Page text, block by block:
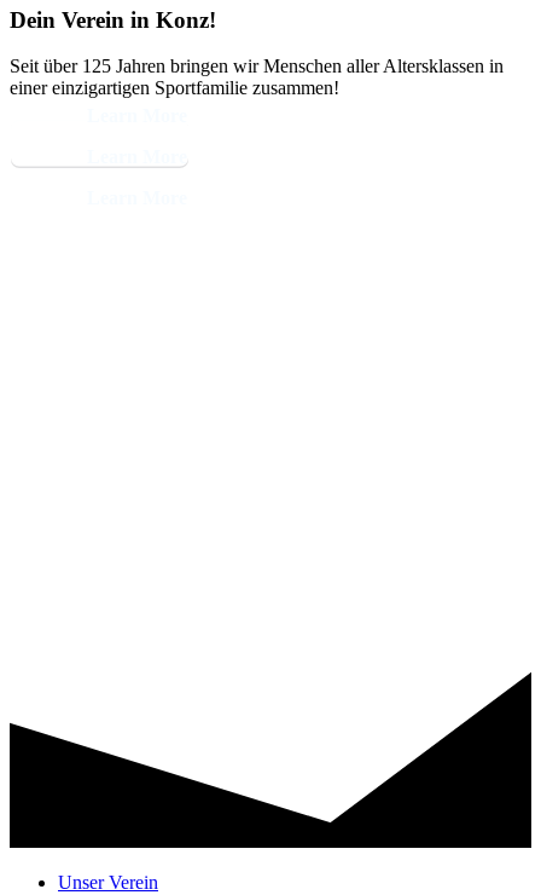
Dein Verein in Konz!
Seit über 125 Jahren bringen wir Menschen aller Altersklassen in
einer einzigartigen Sportfamilie zusammen!
Unser Verein